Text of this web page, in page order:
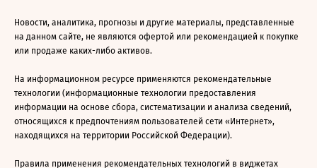
Новости, аналитика, прогнозы и другие материалы, представленные
на данном сайте, не являются офертой или рекомендацией к покупке
или продаже каких-либо активов.
На информационном ресурсе применяются рекомендательные
технологии (информационные технологии предоставления
информации на основе сбора, систематизации и анализа сведений,
относящихся к предпочтениям пользователей сети «Интернет»,
находящихся на территории Российской Федерации).
Правила применения рекомендательных технологий в виджетах